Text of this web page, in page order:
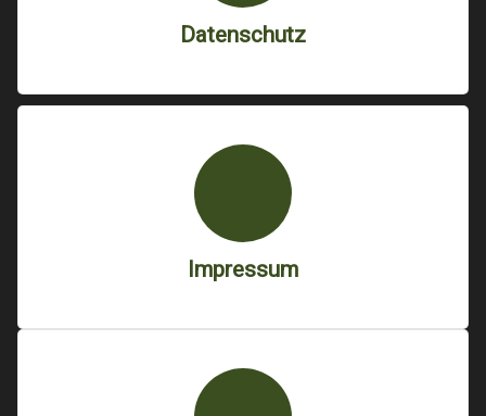
Datenschutz
Impressum